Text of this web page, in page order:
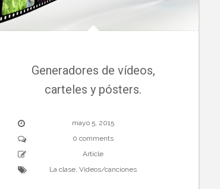
Generadores de vídeos,
carteles y pósters.
mayo 5, 2015
0 comments
Article
La clase,Videos/canciones